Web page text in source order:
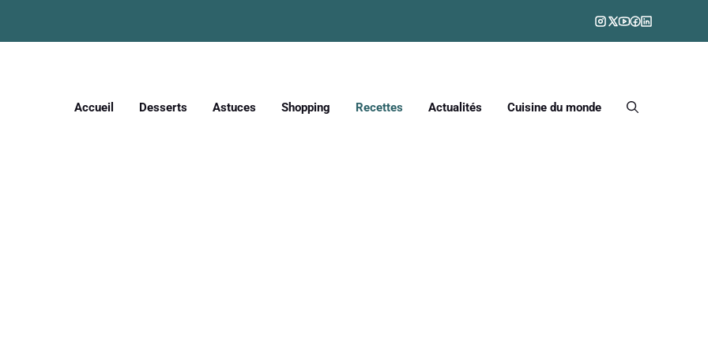
Accueil Desserts Astuces Shopping Recettes Actualités Cuisine du monde